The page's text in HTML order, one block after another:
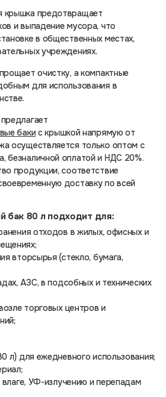
крышка предотвращает
и выпадение мусора, что
в общественных местах,
учреждениях.
очистку, а компактные
для использования в
баки с крышкой напрямую от
осуществляется только оптом с
безналичной оплатой и НДС 20%.
продукции, соответствие
доставку по всей
бак 80 л подходит для:
отходов в жилых, офисных и
вторсырья (стекло, бумага,
АЗС, в подсобных и технических
торговых центров и
л) для ежедневного использования;
влаге, УФ-излучению и перепадам